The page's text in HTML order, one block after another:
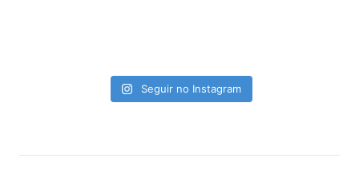
Seguir no Instagram